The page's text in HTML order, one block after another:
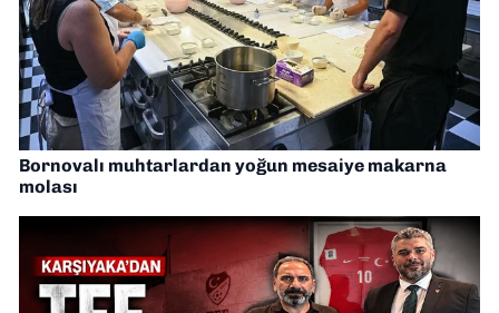
Bornovalı muhtarlardan yoğun mesaiye makarna
molası